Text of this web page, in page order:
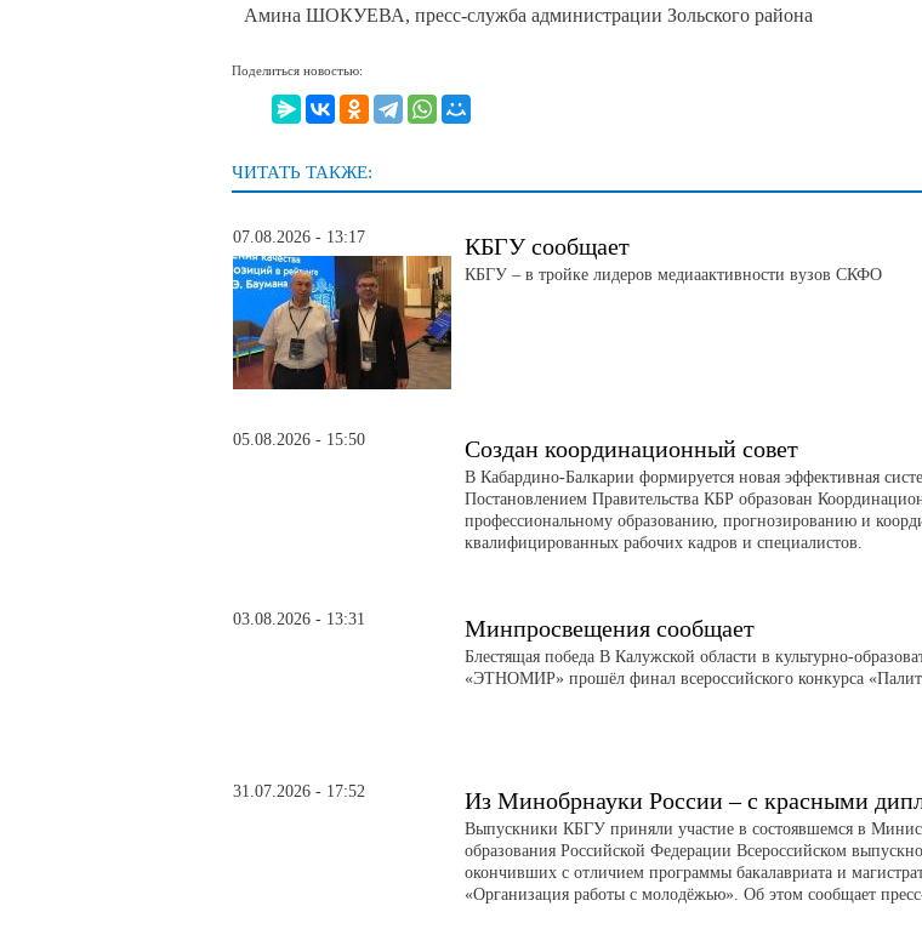
Амина ШОКУЕВА, пресс-служба администрации Зольского района
Поделиться новостью:
ЧИТАТЬ ТАКЖЕ:
07.08.2026 - 13:17 КБГУ сообщает
КБГУ – в тройке лидеров медиаактивности вузов СКФО
05.08.2026 - 15:50 Создан координационный совет
В Кабардино-Балкарии формируется новая эффективная
Постановлением Правительства КБР образован
профессиональному образованию, прогнозированию и
квалифицированных рабочих кадров и специалистов.
03.08.2026 - 13:31 Минпросвещения сообщает
Блестящая победа В Калужской области в культурно-
«ЭТНОМИР» прошёл финал всероссийского конкурса
31.07.2026 - 17:52 Из Минобрнауки России – с красными
Выпускники КБГУ приняли участие в состоявшемся в
образования Российской Федерации Всероссийском
окончивших с отличием программы бакалавриата и
«Организация работы с молодёжью». Об этом сообщает